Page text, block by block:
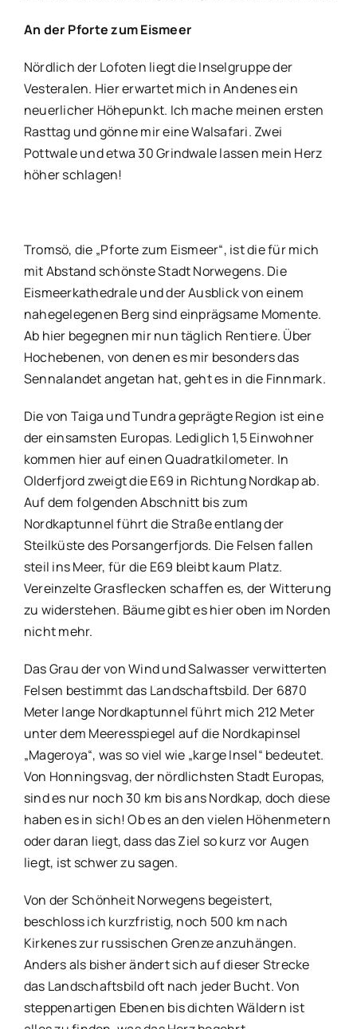
An der Pforte zum Eismeer
Nördlich der Lofoten liegt die Inselgruppe der
Vesteralen. Hier erwartet mich in Andenes ein
neuerlicher Höhepunkt. Ich mache meinen ersten
Rasttag und gönne mir eine Walsafari. Zwei
Pottwale und etwa 30 Grindwale lassen mein Herz
höher schlagen!
Tromsö, die „Pforte zum Eismeer“, ist die für mich
mit Abstand schönste Stadt Norwegens. Die
Eismeerkathedrale und der Ausblick von einem
nahegelegenen Berg sind einprägsame Momente.
Ab hier begegnen mir nun täglich Rentiere. Über
Hochebenen, von denen es mir besonders das
Sennalandet angetan hat, geht es in die Finnmark.
Die von Taiga und Tundra geprägte Region ist eine
der einsamsten Europas. Lediglich 1,5 Einwohner
kommen hier auf einen Quadratkilometer. In
Olderfjord zweigt die E69 in Richtung Nordkap ab.
Auf dem folgenden Abschnitt bis zum
Nordkaptunnel führt die Straße entlang der
Steilküste des Porsangerfjords. Die Felsen fallen
steil ins Meer, für die E69 bleibt kaum Platz.
Vereinzelte Grasflecken schaffen es, der Witterung
zu widerstehen. Bäume gibt es hier oben im Norden
nicht mehr.
Das Grau der von Wind und Salwasser verwitterten
Felsen bestimmt das Landschaftsbild. Der 6870
Meter lange Nordkaptunnel führt mich 212 Meter
unter dem Meeresspiegel auf die Nordkapinsel
„Mageroya“, was so viel wie „karge Insel“ bedeutet.
Von Honningsvag, der nördlichsten Stadt Europas,
sind es nur noch 30 km bis ans Nordkap, doch diese
haben es in sich! Ob es an den vielen Höhenmetern
oder daran liegt, dass das Ziel so kurz vor Augen
liegt, ist schwer zu sagen.
Von der Schönheit Norwegens begeistert,
beschloss ich kurzfristig, noch 500 km nach
Kirkenes zur russischen Grenze anzuhängen.
Anders als bisher ändert sich auf dieser Strecke
das Landschaftsbild oft nach jeder Bucht. Von
steppenartigen Ebenen bis dichten Wäldern ist